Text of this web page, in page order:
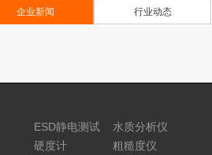
试仪Body
企业新闻 行业动态
ESD静电测试
仪
水质分析仪
硬度计 粗糙度仪